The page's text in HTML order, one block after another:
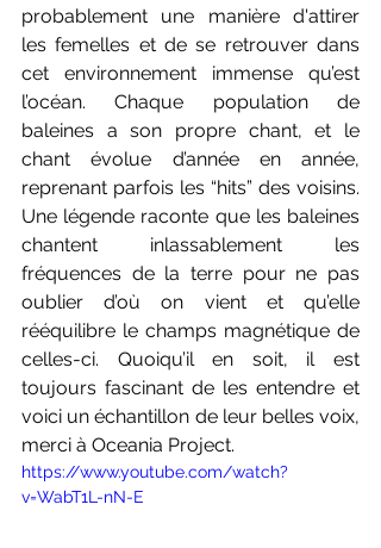
probablement une manière d'attirer
les femelles et de se retrouver dans
cet environnement immense qu’est
l’océan. Chaque population de
baleines a son propre chant, et le
chant évolue d’année en année,
reprenant parfois les “hits” des voisins.
Une légende raconte que les baleines
chantent inlassablement les
fréquences de la terre pour ne pas
oublier d’où on vient et qu’elle
rééquilibre le champs magnétique de
celles-ci. Quoiqu’il en soit, il est
toujours fascinant de les entendre et
voici un échantillon de leur belles voix,
merci à Oceania Project.
https://www.youtube.com/watch?
v=WabT1L-nN-E